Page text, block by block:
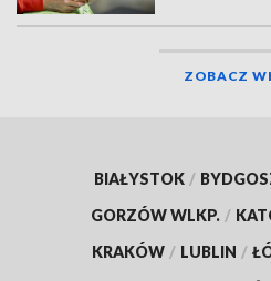
ZOBACZ
BIAŁYSTOK /
GORZÓW WLKP. /
KRAKÓW / LUBLIN /